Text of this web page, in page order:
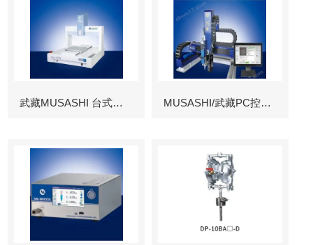
武藏MUSASHI 台式涂布机械臂 MUSASHI/武藏PC控制图像识别机械臂